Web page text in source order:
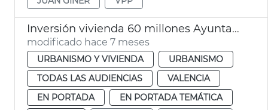
Inversión vivienda 60 millones Ayuntamiento València
modificado hace 7 meses
URBANISMO Y VIVIENDA
URBANISMO
TODAS LAS AUDIENCIAS
VALENCIA
EN PORTADA
EN PORTADA TEMÁTICA